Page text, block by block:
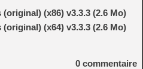
(x86) v3.3.3 (2.6 Mo)
(x64) v3.3.3 (2.6 Mo)
0 commentaire